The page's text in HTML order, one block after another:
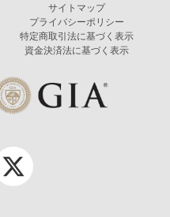
サイトマップ
プライバシーポリシー
特定商取引法に基づく表示
資金決済法に基づく表示